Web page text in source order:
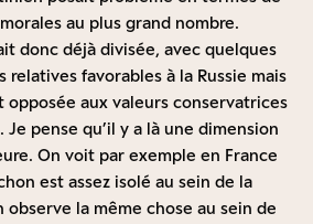
au plus grand nombre.
donc déjà divisée, avec quelques
relatives favorables à la Russie mais
opposée aux valeurs conservatrices
Je pense qu’il y a là une dimension
On voit par exemple en France
est assez isolé au sein de la
observe la même chose au sein de